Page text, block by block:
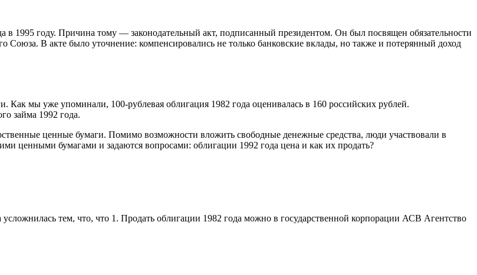
1995 году. Причина тому — законодательный акт, подписанный президентом. Он был посвящен обязательности
Союза. В акте было уточнение: компенсировались не только банковские вклады, но также и потерянный доход
Как мы уже упоминали, 100-рублевая облигация 1982 года оценивалась в 160 российских рублей.
займа 1992 года.
ценные бумаги. Помимо возможности вложить свободные денежные средства, люди участвовали в
ценными бумагами и задаются вопросами: облигации 1992 года цена и как их продать?
тем, что, что 1. Продать облигации 1982 года можно в государственной корпорации АСВ Агентство